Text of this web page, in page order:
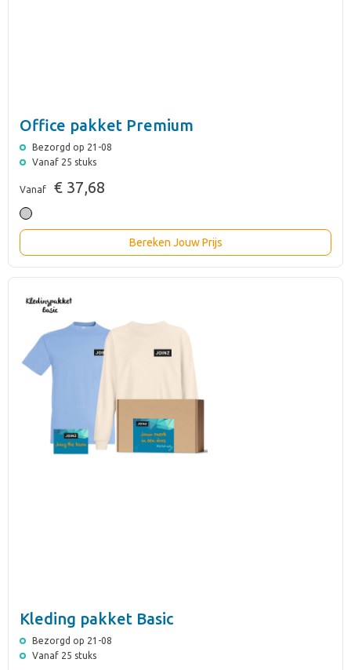
Office pakket Premium
Bezorgd op 21-08
Vanaf 25 stuks
Vanaf € 37,68
Bereken Jouw Prijs
Kleding pakket Basic
Bezorgd op 21-08
Vanaf 25 stuks